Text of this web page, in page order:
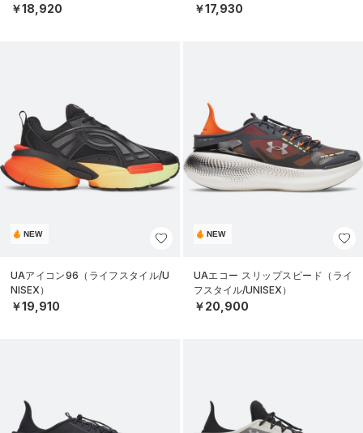
￥18,920 ￥17,930
NEW
UAアイコン96（ライフスタイル/U
NISEX）
￥19,910
NEW
UAエコー スリップスピード（ライ
フスタイル/UNISEX）
￥20,900